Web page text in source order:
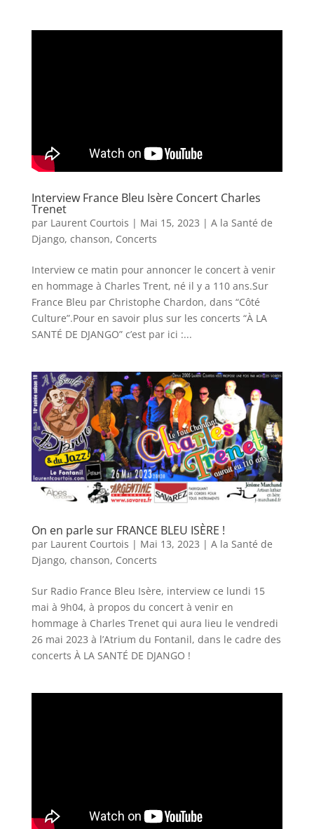
Interview France Bleu Isère Concert Charles
Trenet
par Laurent Courtois | Mai 15, 2023 | A la Santé de
Django, chanson, Concerts
Interview ce matin pour annoncer le concert à venir
en hommage à Charles Trent, né il y a 110 ans.Sur
France Bleu par Christophe Chardon, dans “Côté
Culture”.Pour en savoir plus sur les concerts “À LA
SANTÉ DE DJANGO” c’est par ici :...
On en parle sur FRANCE BLEU ISÈRE !
par Laurent Courtois | Mai 13, 2023 | A la Santé de
Django, chanson, Concerts
Sur Radio France Bleu Isère, interview ce lundi 15
mai à 9h04, à propos du concert à venir en
hommage à Charles Trenet qui aura lieu le vendredi
26 mai 2023 à l’Atrium du Fontanil, dans le cadre des
concerts À LA SANTÉ DE DJANGO !